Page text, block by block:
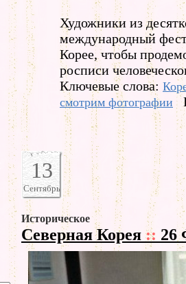
Художники из
международный
Корее, чтобы
росписи
Ключевые слова:
смотрим фотографии
13
Сентябрь
Историческое
Северная Корея :: 26